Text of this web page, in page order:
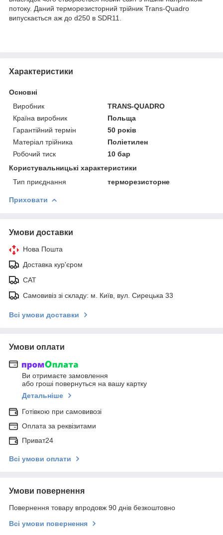
потоку. Даний терморезисторний трійник Trans-Quadro
випускається аж до d250 в SDR11.
Характеристики
Основні
Виробник
TRANS-QUADRO
Країна виробник
Польща
Гарантійний термін
50 років
Матеріал трійника
Поліетилен
Робочий тиск
10 бар
Користувальницькі характеристики
Тип приєднання
терморезисторне
Приховати
Умови доставки
Нова Пошта
Доставка кур'єром
САТ
Самовивіз зі складу: м. Київ, вул. Сирецька 33
Всі умови доставки
Умови оплати
Ви отримаєте замовлення
або гроші повернуться на вашу картку
Детальніше
Готівкою при самовивозі
Оплата за реквізитами
Приват24
Всі умови оплати
Умови повернення
Повернення товару впродовж 90 днів безкоштовно
Всі умови повернення